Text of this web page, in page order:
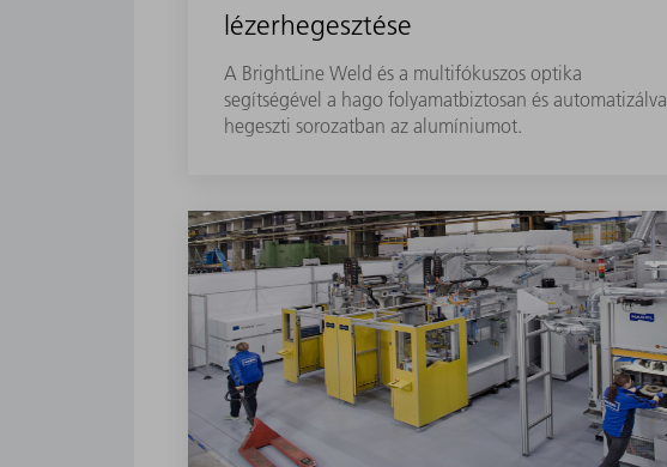
lézerhegesztése
A BrightLine Weld és a multifókuszos optika
segítségével a hago folyamatbiztosan és automatizálva
hegeszti sorozatban az alumíniumot.